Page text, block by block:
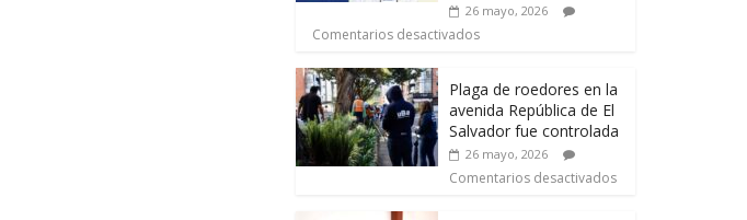
26 mayo, 2026
Comentarios desactivados
Plaga de roedores en la
avenida República de El
Salvador fue controlada
26 mayo, 2026
Comentarios desactivados